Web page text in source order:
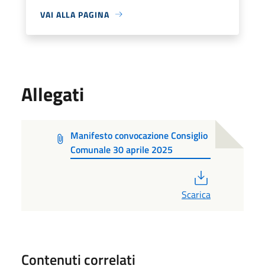
VAI ALLA PAGINA
Allegati
Manifesto convocazione Consiglio
Comunale 30 aprile 2025
Scarica
Contenuti correlati